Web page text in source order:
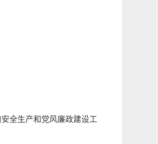
全生产和党风廉政建设工